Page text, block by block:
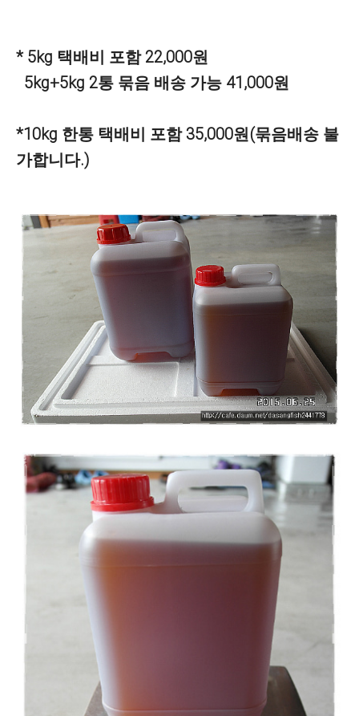
* 5kg 택배비 포함 22,000원
5kg+5kg 2통 묶음 배송 가능 41,000원
*10kg 한통 택배비 포함 35,000원(묶음배송 불
가합니다.)